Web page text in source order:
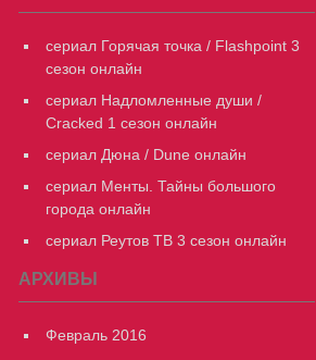
сериал Горячая точка / Flashpoint 3
сезон онлайн
сериал Надломленные души /
Cracked 1 сезон онлайн
сериал Дюна / Dune онлайн
сериал Менты. Тайны большого
города онлайн
сериал Реутов ТВ 3 сезон онлайн
АРХИВЫ
Февраль 2016